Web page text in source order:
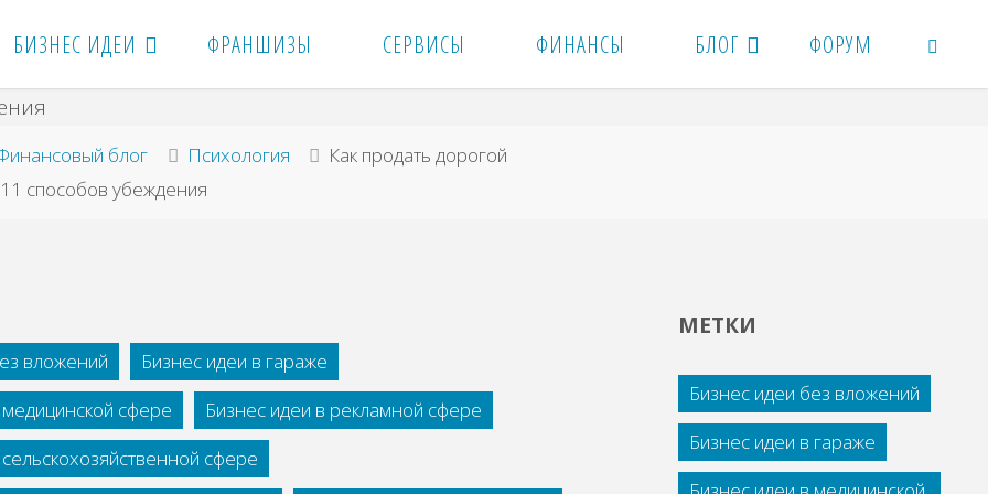
БИЗНЕС ИДЕИ ФРАНШИЗЫ СЕРВИСЫ ФИНАНСЫ БЛОГ ФОРУМ
блог Психология
Как продать дорогой
способов убеждения
вложений
Бизнес идеи в гараже
сфере
Бизнес идеи в рекламной сфере
сфере
МЕТКИ
Бизнес идеи без вложений
Бизнес идеи в гараже